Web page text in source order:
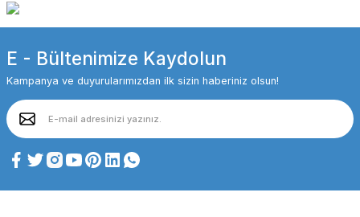
E - Bültenimize Kaydolun
Kampanya ve duyurularımızdan ilk sizin haberiniz olsun!